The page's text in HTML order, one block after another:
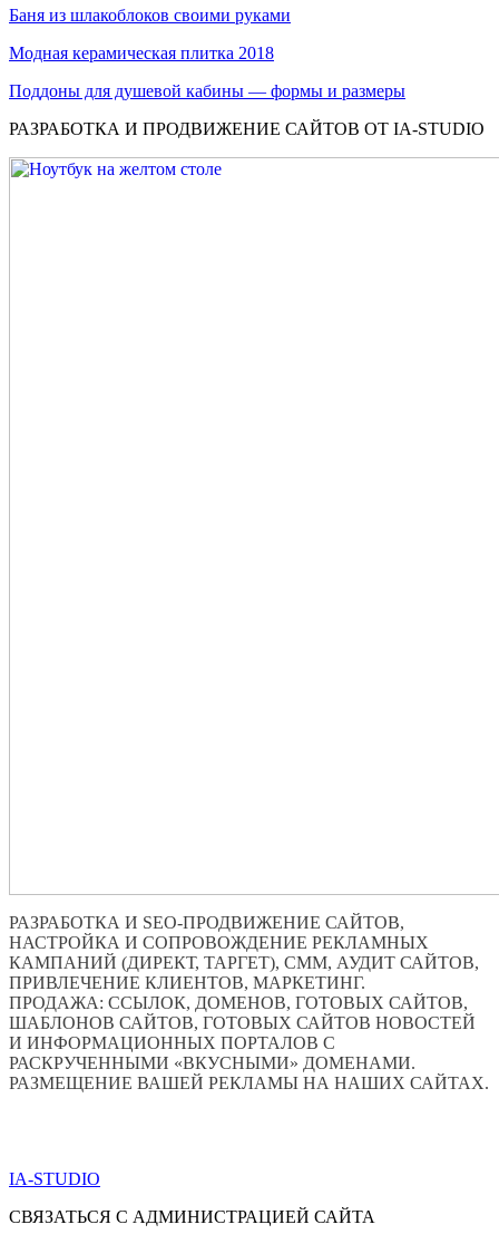
Баня из шлакоблоков своими руками
Модная керамическая плитка 2018
Поддоны для душевой кабины — формы и размеры
РАЗРАБОТКА И ПРОДВИЖЕНИЕ САЙТОВ ОТ IA-STUDIO
РАЗРАБОТКА И SEO-ПРОДВИЖЕНИЕ САЙТОВ,
НАСТРОЙКА И СОПРОВОЖДЕНИЕ РЕКЛАМНЫХ
КАМПАНИЙ (ДИРЕКТ, ТАРГЕТ), СММ, АУДИТ САЙТОВ,
ПРИВЛЕЧЕНИЕ КЛИЕНТОВ, МАРКЕТИНГ.
ПРОДАЖА: ССЫЛОК, ДОМЕНОВ, ГОТОВЫХ САЙТОВ,
ШАБЛОНОВ САЙТОВ, ГОТОВЫХ САЙТОВ НОВОСТЕЙ
И ИНФОРМАЦИОННЫХ ПОРТАЛОВ С
РАСКРУЧЕННЫМИ «ВКУСНЫМИ» ДОМЕНАМИ.
РАЗМЕЩЕНИЕ ВАШЕЙ РЕКЛАМЫ НА НАШИХ САЙТАХ.
IA-STUDIO
СВЯЗАТЬСЯ С АДМИНИСТРАЦИЕЙ САЙТА